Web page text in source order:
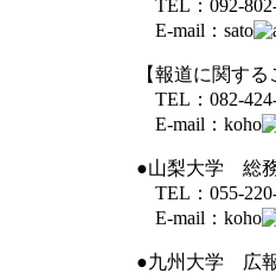
TEL：092-
E-mail：sato
【報道に関す
TEL：082-
E-mail：koho
●山梨大学 総
TEL：055-
E-mail：koho
●九州大学 広